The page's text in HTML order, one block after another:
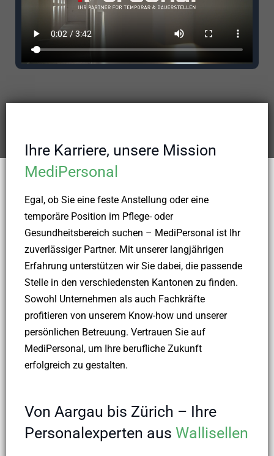
Ihre Karriere, unsere Mission
MediPersonal
Egal, ob Sie eine feste Anstellung oder eine
temporäre Position im Pflege- oder
Gesundheitsbereich suchen – MediPersonal ist Ihr
zuverlässiger Partner. Mit unserer langjährigen
Erfahrung unterstützen wir Sie dabei, die passende
Stelle in den verschiedensten Kantonen zu finden.
Sowohl Unternehmen als auch Fachkräfte
profitieren von unserem Know-how und unserer
persönlichen Betreuung. Vertrauen Sie auf
MediPersonal, um Ihre berufliche Zukunft
erfolgreich zu gestalten.
Von Aargau bis Zürich – Ihre
Personalexperten aus Wallisellen